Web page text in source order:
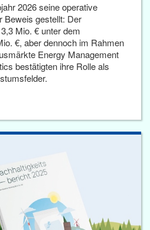
2026 seine operative
Beweis gestellt: Der
Mio. € unter dem
€, aber dennoch im Rahmen
Energy Management
bestätigten ihre Rolle als